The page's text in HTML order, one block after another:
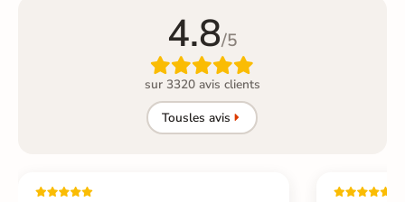
4.8/5

sur 3320 avis clients
Tousles avis